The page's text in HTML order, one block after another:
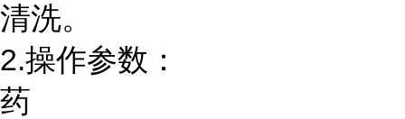
清洗。
2.操作参数：
药